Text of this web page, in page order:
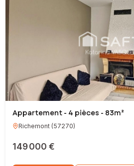
Appartement - 4 pièces - 83m²
Richemont(57270)
149 000 €